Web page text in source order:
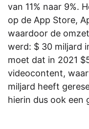
van 11% naar 9%.
op de App Store,
waardoor de
werd: $ 30 miljard
moet dat in 2021
videocontent,
miljard heeft
hierin dus ook een